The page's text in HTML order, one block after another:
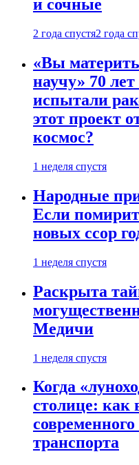
и сочные
2 года спустя2 года
«Вы
научу» 70
испытали
этот проект
космос?
1 неделя спустя
Народные
Если
новых ссор
1 неделя спустя
Раскрыта
Медичи
1 неделя спустя
Когда
столице: как
транспорта